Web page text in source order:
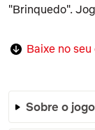
"Brinquedo".
Baixe no
Sobre o jogo